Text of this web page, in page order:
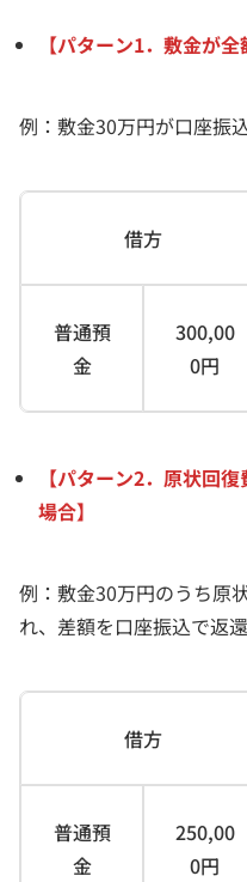
【パターン1．敷金が
例：敷金30万円が口座振
借方
普通預
金
300,00
0円
【パターン2．原状回
場合】
例：敷金30万円のうち原
れ、差額を口座振込で返
借方
普通預
金
250,00
0円